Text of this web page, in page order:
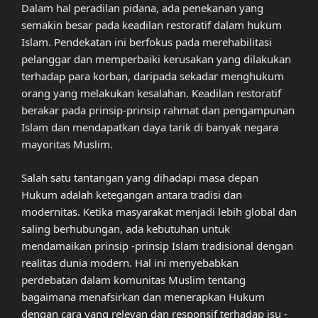
Dalam hal peradilan pidana, ada penekanan yang
semakin besar pada keadilan restoratif dalam hukum
Islam. Pendekatan ini berfokus pada merehabilitasi
pelanggar dan memperbaiki kerusakan yang dilakukan
terhadap para korban, daripada sekadar menghukum
orang yang melakukan kesalahan. Keadilan restoratif
berakar pada prinsip-prinsip rahmat dan pengampunan
Islam dan mendapatkan daya tarik di banyak negara
mayoritas Muslim.
Salah satu tantangan yang dihadapi masa depan
Hukum adalah ketegangan antara tradisi dan
modernitas. Ketika masyarakat menjadi lebih global dan
saling berhubungan, ada kebutuhan untuk
mendamaikan prinsip -prinsip Islam tradisional dengan
realitas dunia modern. Hal ini menyebabkan
perdebatan dalam komunitas Muslim tentang
bagaimana menafsirkan dan menerapkan Hukum
dengan cara yang relevan dan responsif terhadap isu -